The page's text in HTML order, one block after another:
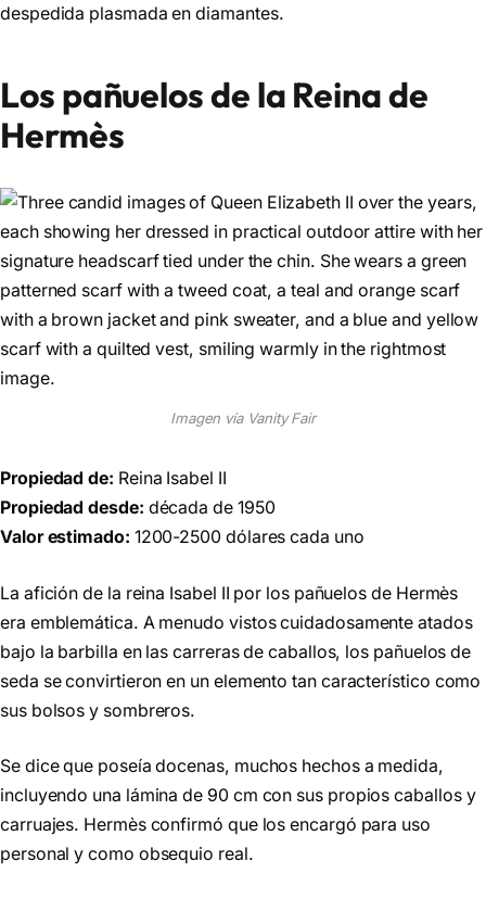
despedida plasmada en diamantes.
Los pañuelos de la Reina de
Hermès
Imagen vía Vanity Fair
Propiedad de: Reina Isabel II
Propiedad desde: década de 1950
Valor estimado: 1200-2500 dólares cada uno
La afición de la reina Isabel II por los pañuelos de Hermès
era emblemática. A menudo vistos cuidadosamente atados
bajo la barbilla en las carreras de caballos, los pañuelos de
seda se convirtieron en un elemento tan característico como
sus bolsos y sombreros.
Se dice que poseía docenas, muchos hechos a medida,
incluyendo una lámina de 90 cm con sus propios caballos y
carruajes. Hermès confirmó que los encargó para uso
personal y como obsequio real.